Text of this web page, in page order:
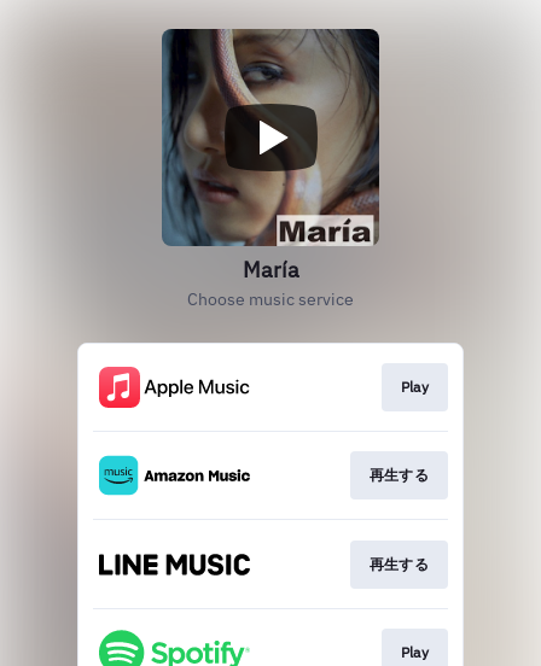
María
Choose music service
Play
再生する
再生する
Play